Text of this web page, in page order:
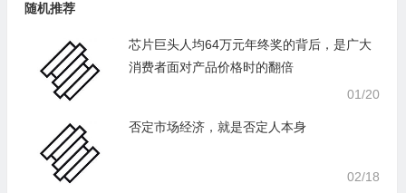
随机推荐
芯片巨头人均64万元年终奖的背后，是广大
消费者面对产品价格时的翻倍
01/20
否定市场经济，就是否定人本身
02/18